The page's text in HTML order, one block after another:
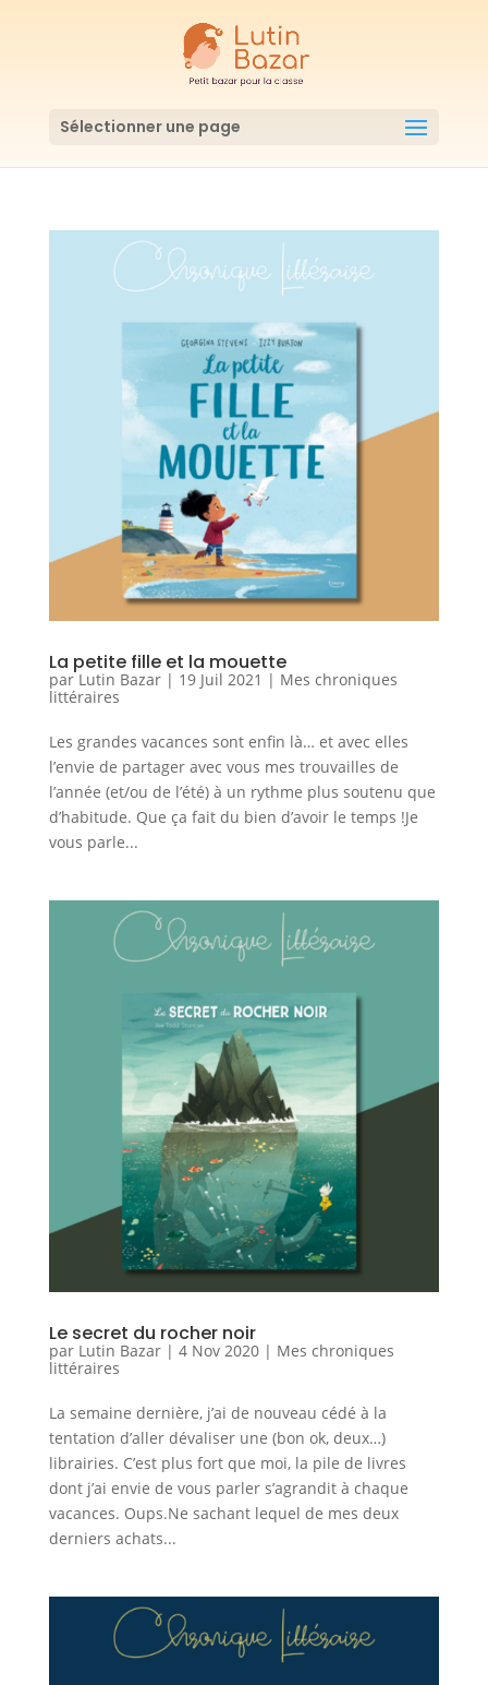
Sélectionner une page
La petite fille et la mouette
par Lutin Bazar| 19 Juil 2021 | Mes chroniques
littéraires
Les grandes vacances sont enfin là… et avec elles
l’envie de partager avec vous mes trouvailles de
l’année (et/ou de l’été) à un rythme plus soutenu que
d’habitude. Que ça fait du bien d’avoir le temps !Je
vous parle...
Le secret du rocher noir
par Lutin Bazar| 4 Nov 2020| Mes chroniques
littéraires
La semaine dernière, j’ai de nouveau cédé à la
tentation d’aller dévaliser une (bon ok, deux…)
librairies. C’est plus fort que moi, la pile de livres
dont j’ai envie de vous parler s’agrandit à chaque
vacances. Oups.Ne sachant lequel de mes deux
derniers achats...